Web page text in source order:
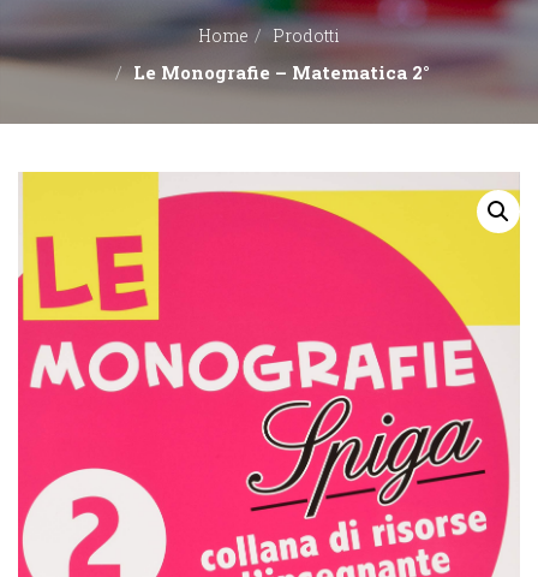
EDITORI
CONTATTACI
Home Prodotti
Le Monografie – Matematica 2°